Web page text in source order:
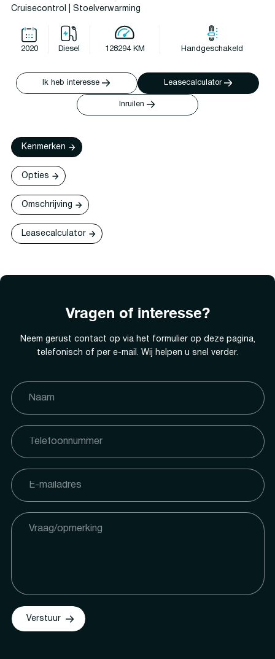
Cruisecontrol | Stoelverwarming
2020 Diesel 128294 KM Handgeschakeld
Ik heb interesse Leasecalculator
Inruilen
Kenmerken
Opties
Omschrijving
Leasecalculator
Vragen of interesse?
Neem gerust contact op via het formulier op deze pagina,
telefonisch of per e-mail. Wij helpen u snel verder.
Verstuur